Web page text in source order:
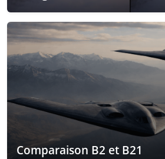
Comparaison B2 et B21